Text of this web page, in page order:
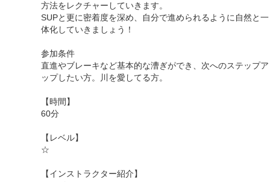
方法をレクチャーしていきます。
SUPと更に密着度を深め、自分で進められるように自然と一
体化していきましょう！
参加条件
直進やブレーキなど基本的な漕ぎができ、次へのステップア
ップしたい方。川を愛してる方。
【時間】
60分
【レベル】
☆
【インストラクター紹介】